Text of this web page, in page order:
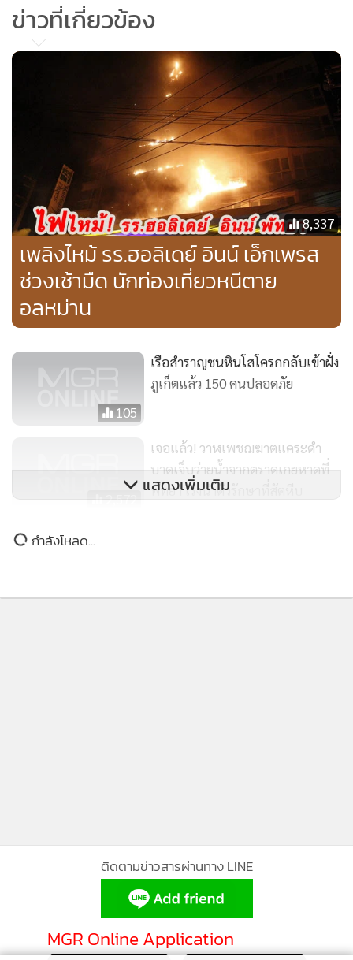
“ ส่วนตัวมองว่าเป็นโอกาสดีที่มีเรือมาจอดหลบคลื่นลม และนำ
นักท่องเที่ยวเพื่อเข้าเยี่ยมชมเมืองพัทยา ซึ่งอาจจะทำให้ใน
อนาคตเมืองพัทยา เป็นอีกสถานที่ท่องเที่ยวใหม่ที่ถูกบรรจุไว้ใน
โปรแกรมการท่องเที่ยวของกลุ่มเรือสำราญขนาดใหญ่ก็ได้ ซึ่งก็
สอดคล้องกับแผนการพัฒนาของเมืองพัทยา ที่จะจัดทำท่าเทียบ
เรือ Cruise Terminal บริเวณปลายแหลมเมืองพัทยา ตาม
แผนการพัฒนาพื้นที่ระเบียงเศรษฐกิจภาคตะวันออก หรือ EEC
“ นายรณกิจ กล่าว
ด้าน นายปิยวัฒน์ ภูษาทอง ตัวแทน บริษัท เอสไฟว์ เอเชีย จำกัด
ในฐานะตัวแทนเรือ “The World” กล่าวว่าเรือสำราญลำดังกล่าว
มี ลักษณะคล้ายคอนโดมิเนียมลอยน้ำที่มีการซื้อขายขาดกับนัก
ท่องเที่ยวให้เป็นเจ้าของห้องพักแต่ละห้อง และจะมีการจัด
โปรแกรมท่องเที่ยวเป็นประจำครั้งละประมาณ 2-4 วัน
ส่วนสาเหตุที่ต้องจอดแวะพักที่เมืองพัทยา จ.ชลบุรี เนื่องจาก
คลื่นลมแรงและนักท่องเที่ยวเองก็ประสงค์ที่จะแวะพักผ่อนที่
เมืองพัทยา ประกอบกับตัวเรือมีระบบเรดาห์จับความลึกใต้ทะเล
เมืองพัทยา มีความลึกของน้ำทะเลประมาณ 10-12 เมตร จึง
อีกด้วย หลังได้รับทราบนโยบายจากฝ่ายบริหารว่า เมืองพัทยา มี
ข่าวที่เกี่ยวข้อง
8,337
เพลิงไหม้ รร.ฮอลิเดย์ อินน์ เอ็กเพรส
ช่วงเช้ามืด นักท่องเที่ยวหนีตาย
อลหม่าน
105
เรือสำราญชนหินโสโครกกลับเข้าฝั่ง
ภูเก็ตแล้ว 150 คนปลอดภัย
2,572
เจอแล้ว! วาฬเพชฌฆาตแคระดำ
บาดเจ็บ​ว่ายน้ำจากตราด​เกยหาดที่
พัทยา​ ​เร่งนำตัวรักษาที่สัตหีบ
แสดงเพิ่มเติม
กำลังโหลด...
ติดตามข่าวสารผ่านทาง LINE
MGR Online Application